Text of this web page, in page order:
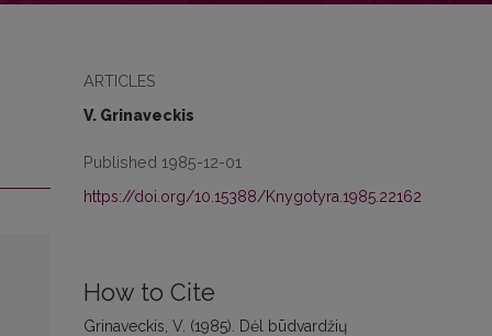
ARTICLES
V. Grinaveckis
Published 1985-12-01
https://doi.org/10.15388/Knygotyra.1985.22162
How to Cite
Grinaveckis, V. (1985). Dėl būdvardžių